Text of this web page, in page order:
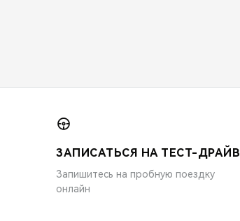
ЗАПИСАТЬСЯ НА ТЕСТ-ДРАЙВ
Запишитесь на пробную поездку
онлайн